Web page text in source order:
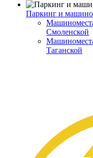
Паркинг и
Смоленской
Таганской